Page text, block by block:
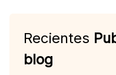
Recientes
blog